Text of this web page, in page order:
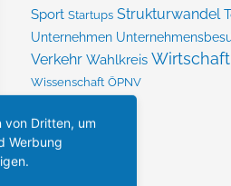
Sport Startups Strukturwandel
Unternehmen
Verkehr Wahlkreis Wirtschaft
Wissenschaft ÖPNV
von Dritten, um
Werbung